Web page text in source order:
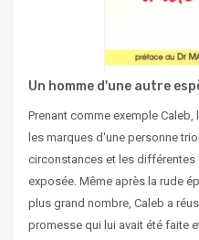
Un homme d'une autre
Prenant comme exemple
les marques d'une personne
circonstances et les différentes
exposée. Même après la rude
plus grand nombre, Caleb a
promesse qui lui avait été faite